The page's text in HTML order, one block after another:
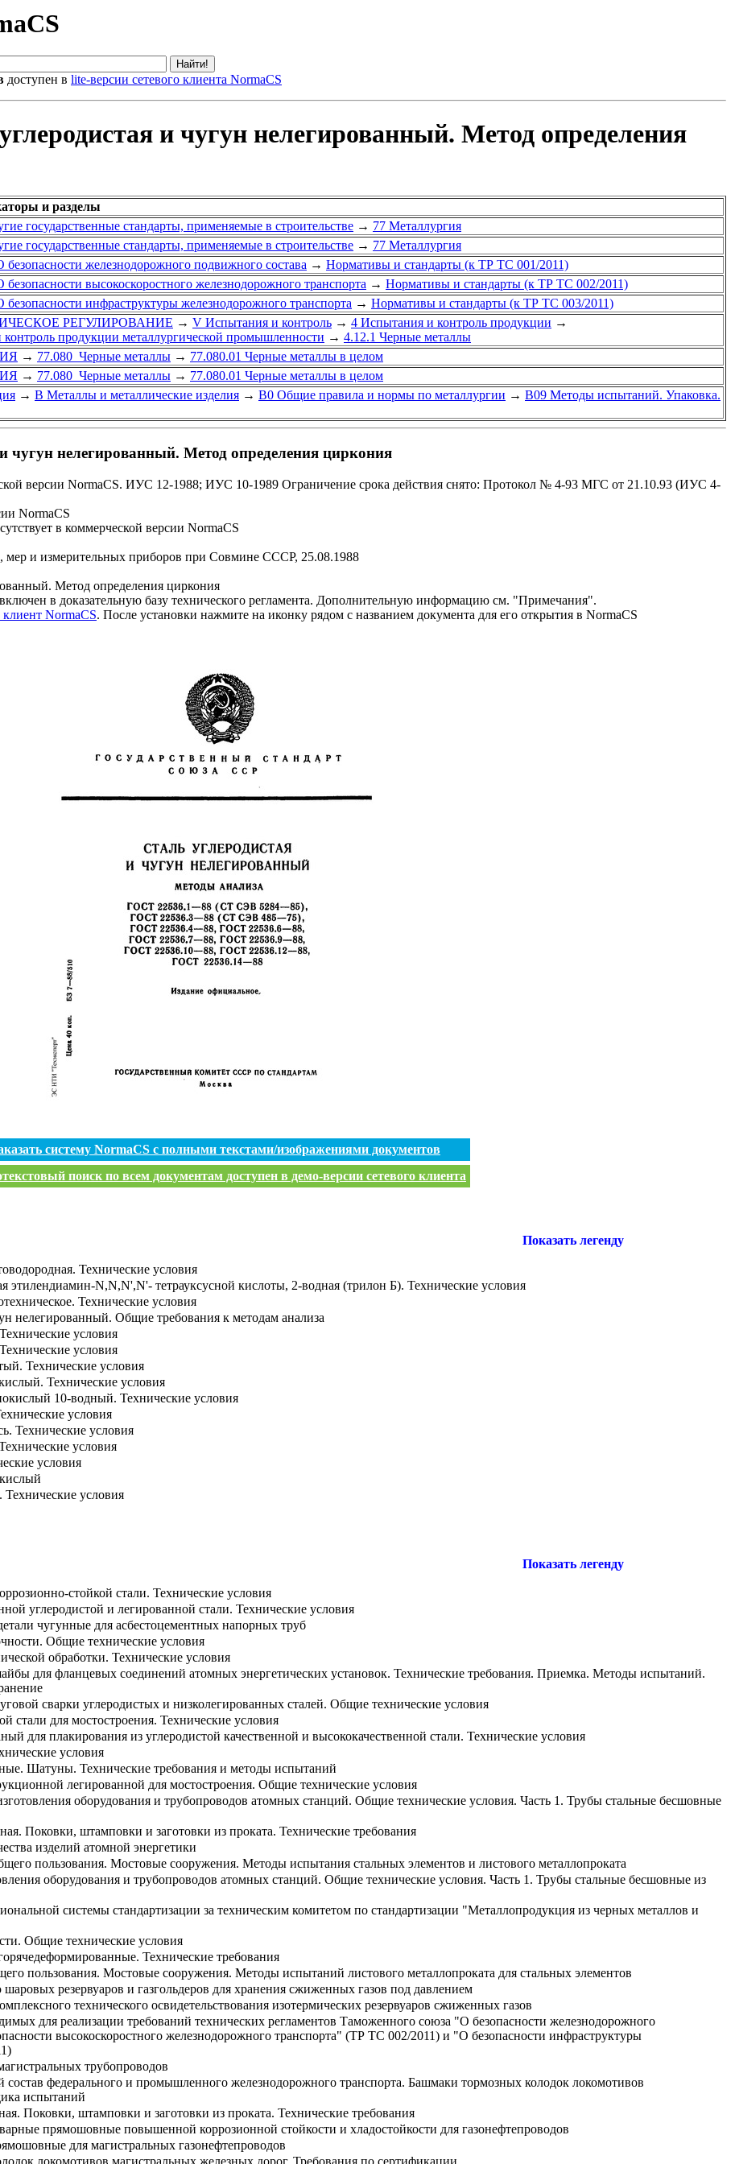
доступен в lite-версии сетевого клиента NormaCS
и чугун нелегированный. Метод определения
и разделы
государственные стандарты, применяемые в строительстве → 77 Металлургия
государственные стандарты, применяемые в строительстве → 77 Металлургия
железнодорожного подвижного состава → Нормативы и стандарты (к ТР ТС 001/2011)
высокоскоростного железнодорожного транспорта → Нормативы и стандарты (к ТР ТС 002/2011)
инфраструктуры железнодорожного транспорта → Нормативы и стандарты (к ТР ТС 003/2011)
РЕГУЛИРОВАНИЕ → V Испытания и контроль → 4 Испытания и контроль продукции →
продукции металлургической промышленности → 4.12.1 Черные металлы
→ 77.080 Черные металлы → 77.080.01 Черные металлы в целом
→ 77.080 Черные металлы → 77.080.01 Черные металлы в целом
→ В Металлы и металлические изделия → В0 Общие правила и нормы по металлургии → В09 Методы испытаний. Упаковка.
чугун нелегированный. Метод определения циркония
версии NormaCS. ИУС 12-1988; ИУС 10-1989 Ограничение срока действия снято: Протокол № 4-93 МГС от 21.10.93 (ИУС 4-
NormaCS
в коммерческой версии NormaCS
мер и измерительных приборов при Совмине СССР, 25.08.1988
Метод определения циркония
в доказательную базу технического регламента. Дополнительную информацию см. "Примечания".
клиент NormaCS. После установки нажмите на иконку рядом с названием документа для его открытия в NormaCS
систему NormaCS с полными текстами/изображениями документов
поиск по всем документам доступен в демо-версии сетевого клиента
Показать легенду
Технические условия
этилендиамин-N,N,N',N'- тетрауксусной кислоты, 2-водная (трилон Б). Технические условия
Технические условия
нелегированный. Общие требования к методам анализа
условия
условия
Технические условия
Технические условия
10-водный. Технические условия
условия
Технические условия
условия
условия
условия
Показать легенду
стойкой стали. Технические условия
углеродистой и легированной стали. Технические условия
чугунные для асбестоцементных напорных труб
Общие технические условия
обработки. Технические условия
для фланцевых соединений атомных энергетических установок. Технические требования. Приемка. Методы испытаний.
сварки углеродистых и низколегированных сталей. Общие технические условия
стали для мостостроения. Технические условия
для плакирования из углеродистой качественной и высококачественной стали. Технические условия
условия
Шатуны. Технические требования и методы испытаний
легированной для мостостроения. Общие технические условия
оборудования и трубопроводов атомных станций. Общие технические условия. Часть 1. Трубы стальные бесшовные
Поковки, штамповки и заготовки из проката. Технические требования
изделий атомной энергетики
пользования. Мостовые сооружения. Методы испытания стальных элементов и листового металлопроката
оборудования и трубопроводов атомных станций. Общие технические условия. Часть 1. Трубы стальные бесшовные из
системы стандартизации за техническим комитетом по стандартизации "Металлопродукция из черных металлов и
Общие технические условия
Технические требования
пользования. Мостовые сооружения. Методы испытаний листового металлопроката для стальных элементов
резервуаров и газгольдеров для хранения сжиженных газов под давлением
технического освидетельствования изотермических резервуаров сжиженных газов
для реализации требований технических регламентов Таможенного союза "О безопасности железнодорожного
высокоскоростного железнодорожного транспорта" (ТР ТС 002/2011) и "О безопасности инфраструктуры
трубопроводов
федерального и промышленного железнодорожного транспорта. Башмаки тормозных колодок локомотивов
испытаний
Поковки, штамповки и заготовки из проката. Технические требования
прямошовные повышенной коррозионной стойкости и хладостойкости для газонефтепроводов
для магистральных газонефтепроводов
локомотивов магистральных железных дорог. Требования по сертификации